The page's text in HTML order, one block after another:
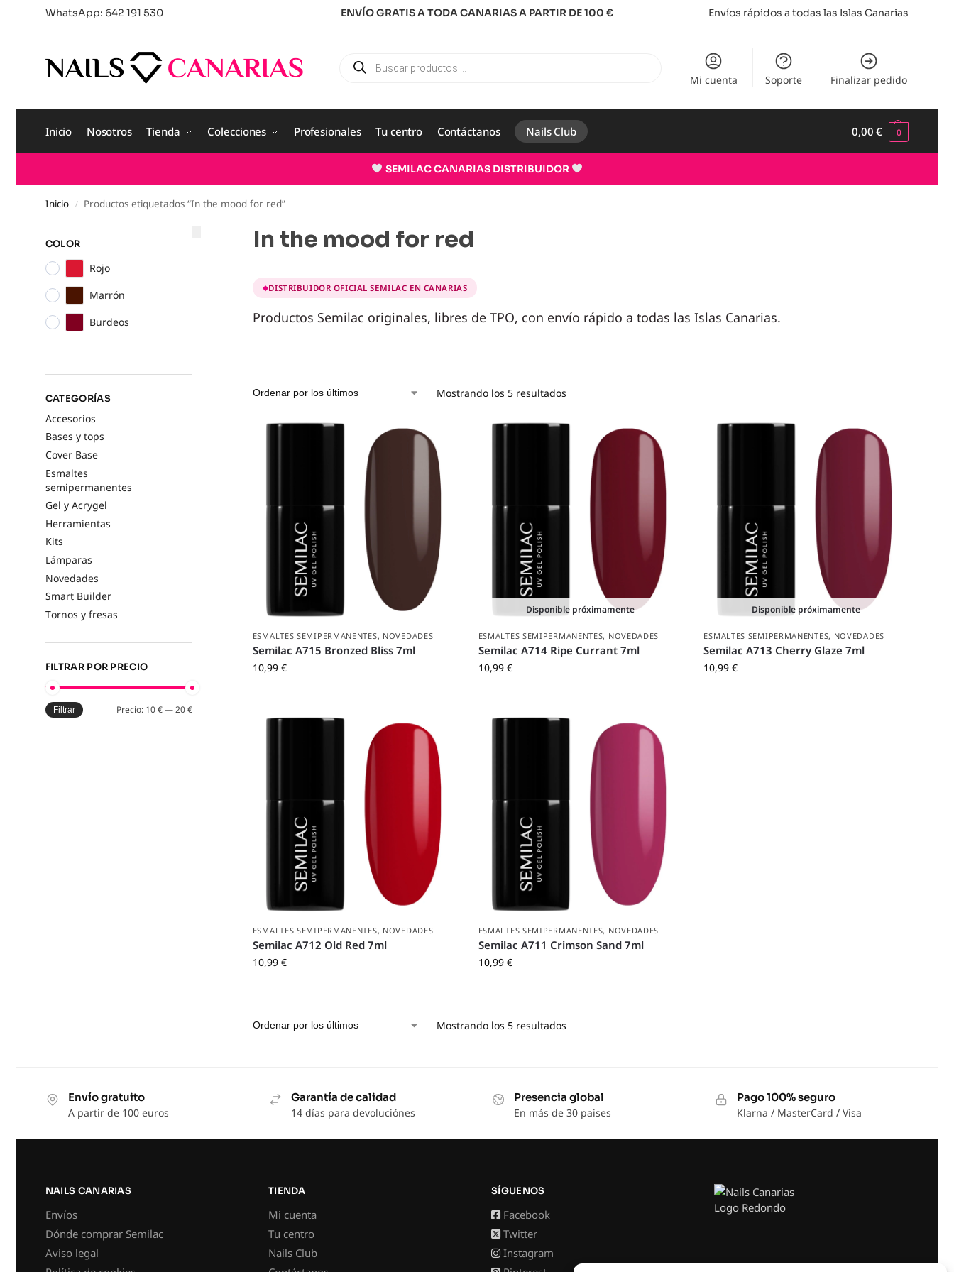
WhatsApp: 642 191 530 ENVÍO GRATIS A TODA CANARIAS A PARTIR DE 100 € Envíos rápidos a todas las Islas Canarias
Mi cuenta Soporte Finalizar pedido
Inicio Nosotros Tienda Colecciones Profesionales Tu centro Contáctanos Nails Club 0,00€ 0
SEMILAC CANARIAS DISTRIBUIDOR
Inicio / Productos etiquetados “In the mood for red”
In the mood for red
DISTRIBUIDOR OFICIAL SEMILAC EN CANARIAS
Productos Semilac originales, libres de TPO, con envío rápido a todas las Islas Canarias.
Mostrando los 5 resultados
ESMALTES SEMIPERMANENTES, NOVEDADES
Semilac A715 Bronzed Bliss 7ml
10,99 €
Disponible próximamente
ESMALTES SEMIPERMANENTES, NOVEDADES
Semilac A714 Ripe Currant 7ml
10,99 €
Disponible próximamente
ESMALTES SEMIPERMANENTES, NOVEDADES
Semilac A713 Cherry Glaze 7ml
10,99€
ESMALTES SEMIPERMANENTES, NOVEDADES
Semilac A712 Old Red 7ml
10,99 €
ESMALTES SEMIPERMANENTES, NOVEDADES
Semilac A711 Crimson Sand 7ml
10,99 €
Mostrando los 5 resultados
COLOR
Rojo
Marrón
Burdeos
CATEGORÍAS
Accesorios
Bases y tops
Cover Base
Esmaltes
semipermanentes
Gel y Acrygel
Herramientas
Kits
Lámparas
Novedades
Smart Builder
Tornos y fresas
FILTRAR POR PRECIO
Filtrar Precio: 10 €—20 €
Envío gratuito
A partir de 100 euros
Garantía de calidad
14 días para devoluciónes
Presencia global
En más de 30 paises
Pago 100% seguro
Klarna / MasterCard / Visa
NAILS CANARIAS
Envíos
Dónde comprar Semilac
Aviso legal
TIENDA
Mi cuenta
Tu centro
Nails Club
SÍGUENOS
Facebook
Twitter
Instagram